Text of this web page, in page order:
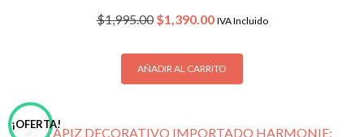
$1,995.00 Original
was:
$1,995.00.
$1,390.00Current
is:
$1,390.00.
IVA Incluido
AÑADIR AL CARRITO
¡OFERTA!